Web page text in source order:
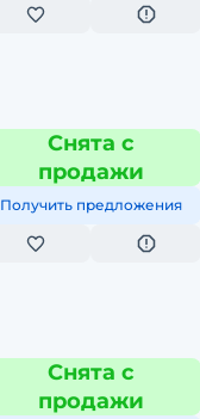
Снята с
продажи
Получить предложения
Снята с
продажи